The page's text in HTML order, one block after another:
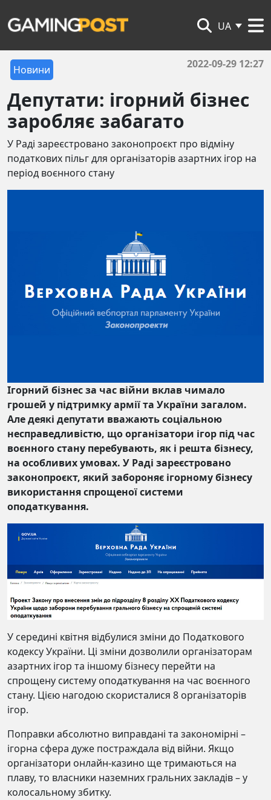
UA
Новини 2022-09-29 12:27
Депутати: ігорний бізнес
заробляє забагато
У Раді зареєстровано законопроєкт про відміну
податкових пільг для організаторів азартних ігор на
період воєнного стану
Ігорний бізнес за час війни вклав чимало
грошей у підтримку армії та України загалом.
Але деякі депутати вважають соціальною
несправедливістю, що організатори ігор під час
воєнного стану перебувають, як і решта бізнесу,
на особливих умовах. У Раді зареєстровано
законопроєкт, який забороняє ігорному бізнесу
використання спрощеної системи
оподаткування.
У середині квітня відбулися зміни до Податкового
кодексу України. Ці зміни дозволили організаторам
азартних ігор та іншому бізнесу перейти на
спрощену систему оподаткування на час воєнного
стану. Цією нагодою скористалися 8 організаторів
ігор.
Поправки абсолютно виправдані та закономірні –
ігорна сфера дуже постраждала від війни. Якщо
організатори онлайн-казино ще тримаються на
плаву, то власники наземних гральних закладів – у
колосальному збитку.